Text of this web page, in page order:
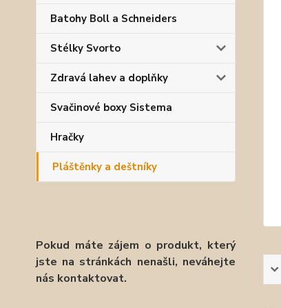
Batohy Boll a Schneiders
Stélky Svorto
Zdravá lahev a doplňky
Svačinové boxy Sistema
Hračky
Pláštěnky a deštníky
Pokud máte zájem o produkt, který
jste na stránkách nenašli, neváhejte
nás kontaktovat.